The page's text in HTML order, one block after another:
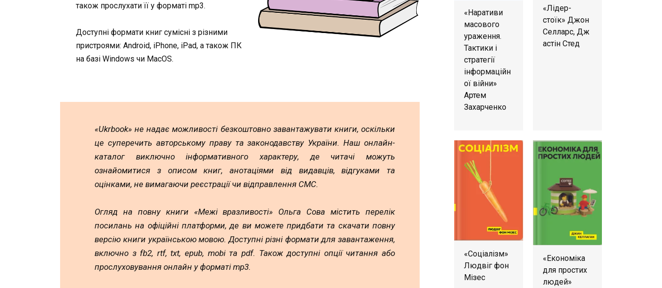
також прослухати її у форматі mp3.
Доступні формати книг сумісні з різними
пристроями: Android, iPhone, iPad, а також ПК
на базі Windows чи MacOS.
«Ukrbook» не надає можливості безкоштовно завантажувати книги, оскільки
це суперечить авторському праву та законодавству України. Наш онлайн-
каталог виключно інформативного характеру, де читачі можуть
ознайомитися з описом книг, анотаціями від видавців, відгуками та
оцінками, не вимагаючи реєстрації чи відправлення СМС.
Огляд на повну книги «Межі вразливості» Ольга Сова містить перелік
посилань на офіційні платформи, де ви можете придбати та скачати повну
версію книги українською мовою. Доступні різні формати для завантаження,
включно з fb2, rtf, txt, epub, mobi та pdf. Також доступні опції читання або
прослуховування онлайн у форматі mp3.
«Наративи
масового
ураження.
Тактики і
стратегії
інформаційн
ої війни»
Артем
Захарченко
«Лідер-
стоїк» Джон
Селларс, Дж
астін Стед
«Соціалізм»
Людвіг фон
Мізес
«Економіка
для простих
людей»